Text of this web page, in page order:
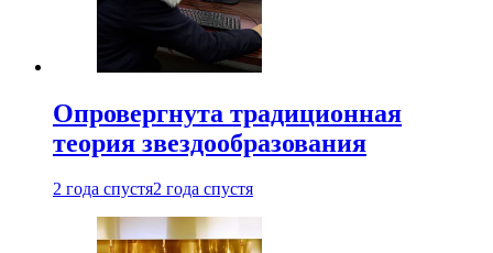
Опровергнута традиционная
теория звездообразования
2 года спустя2 года спустя